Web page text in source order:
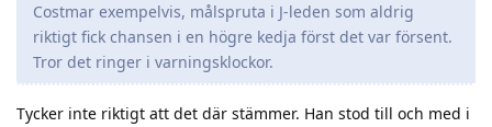
Costmar exempelvis, målspruta i J-leden som aldrig
riktigt fick chansen i en högre kedja först det var försent.
Tror det ringer i varningsklockor.
Tycker inte riktigt att det där stämmer. Han stod till och med i